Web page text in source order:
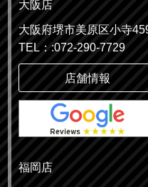
大阪店
大阪府堺市美原区小寺
TEL：:072-290-7729
店舗情報
福岡店